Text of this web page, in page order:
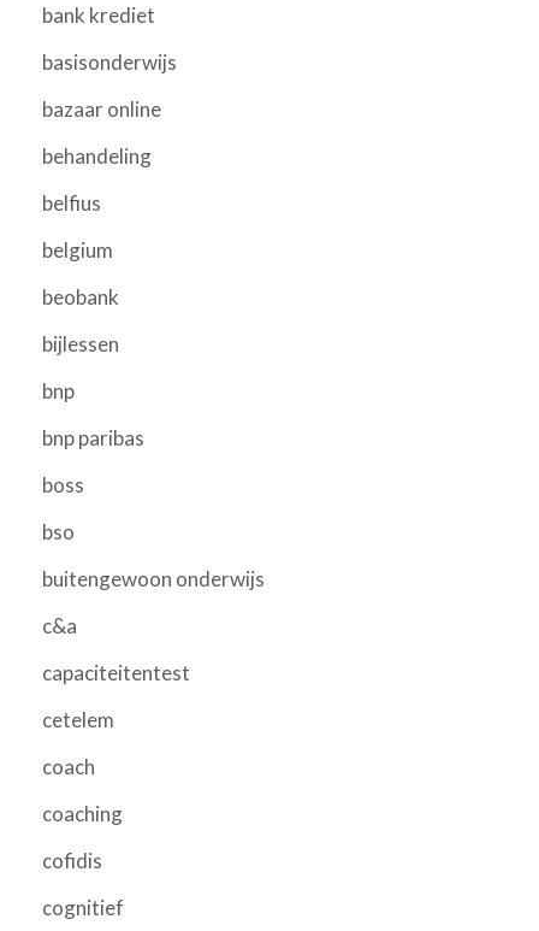
bank krediet
basisonderwijs
bazaar online
behandeling
belfius
belgium
beobank
bijlessen
bnp
bnp paribas
boss
bso
buitengewoon onderwijs
c&a
capaciteitentest
cetelem
coach
coaching
cofidis
cognitief